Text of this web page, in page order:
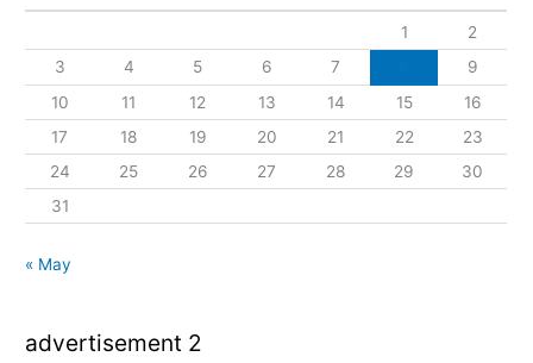
1
2
3
4 5 6 7
9
10
11 12 13 14 15
16
17
18 19 20 21 22
23
24
25 26 27 28 29
30
31
« May
advertisement 2